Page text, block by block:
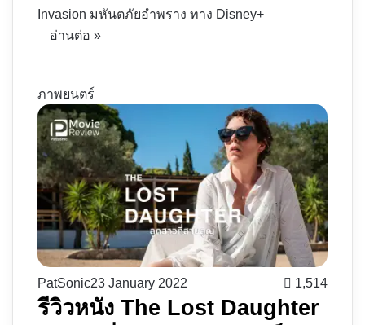
Invasion มหันตภัยอำพราง ทาง Disney+
อ่านต่อ »
ภาพยนตร์
PatSonic23 January 2022 1,514
รีวิวหนัง The Lost Daughter